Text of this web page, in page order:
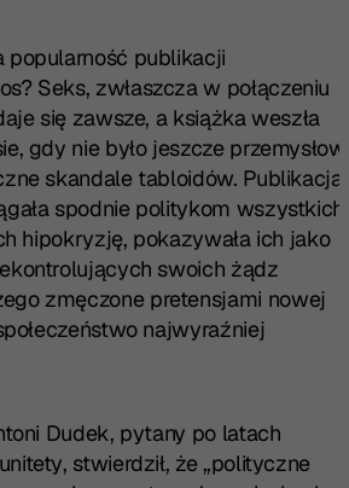
popularność publikacji
Seks, zwłaszcza w połączeniu
się zawsze, a książka weszła
gdy nie było jeszcze
skandale tabloidów. Publikacja
spodnie politykom wszystkich
hipokryzję, pokazywała ich jako
swoich żądz
zmęczone pretensjami nowej
najwyraźniej
Dudek, pytany po latach
, stwierdził, że „polityczne